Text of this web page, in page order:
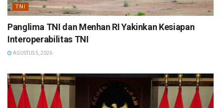
TNI
Panglima TNI dan Menhan RI Yakinkan Kesiapan
Interoperabilitas TNI
AGUSTUS 5, 2026